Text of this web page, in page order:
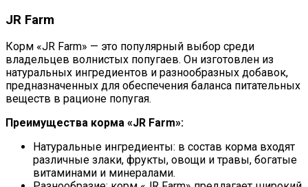
JR Farm
Корм «JR Farm» — это популярный выбор среди
владельцев волнистых попугаев. Он изготовлен из
натуральных ингредиентов и разнообразных добавок,
предназначенных для обеспечения баланса питательных
веществ в рационе попугая.
Преимущества корма «JR Farm»:
Натуральные ингредиенты: в состав корма входят
различные злаки, фрукты, овощи и травы, богатые
витаминами и минералами.